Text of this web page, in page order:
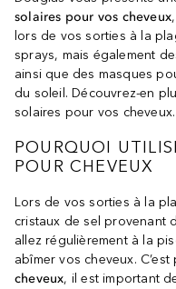
solaires pour vos cheveux
lors de vos sorties à la
sprays, mais également
ainsi que des masques
du soleil. Découvrez-en
solaires pour vos cheveux.
POURQUOI
POUR CHEVEUX
Lors de vos sorties à la
cristaux de sel provenant
allez régulièrement à la
abîmer vos cheveux.
cheveux, il est important